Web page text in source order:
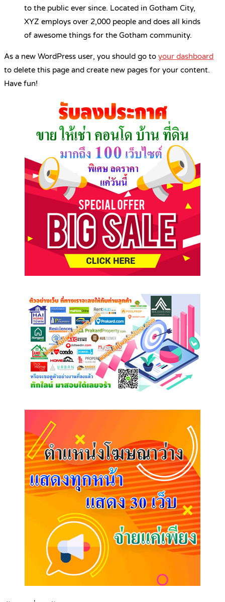
to the public ever since. Located in Gotham City,
XYZ employs over 2,000 people and does all kinds
of awesome things for the Gotham community.
As a new WordPress user, you should go to your dashboard
to delete this page and create new pages for your content.
Have fun!